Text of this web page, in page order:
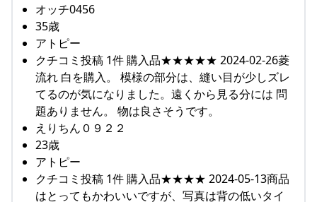
オッチ0456
35歳
アトピー
クチコミ投稿 1件 購入品★★★★★ 2024-02-26菱
流れ 白を購入。 模様の部分は、縫い目が少しズレ
てるのが気になりました。遠くから見る分には 問
題ありません。 物は良さそうです。
えりちん０９２２
23歳
アトピー
クチコミ投稿 1件 購入品★★★★ 2024-05-13商品
はとってもかわいいですが、写真は背の低いタイ